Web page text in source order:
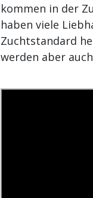
kommen in der
haben viele
Zuchtstandard
werden aber